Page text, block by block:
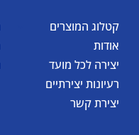
קטלוג המוצרים
אודות
יצירה לכל מועד
רעיונות יצירתיים
יצירת קשר